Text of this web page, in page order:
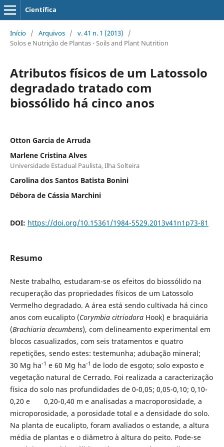
Científica
Início / Arquivos / v. 41 n. 1 (2013)
/
Solos e Nutrição de Plantas - Soils and Plant Nutrition
Atributos físicos de um Latossolo
degradado tratado com
biossólido há cinco anos
Otton Garcia de Arruda
Marlene Cristina Alves
Universidade Estadual Paulista, Ilha Solteira
Carolina dos Santos Batista Bonini
Débora de Cássia Marchini
DOI: https://doi.org/10.15361/1984-5529.2013v41n1p73-81
Resumo
Neste trabalho, estudaram-se os efeitos do biossólido na
recuperação das propriedades físicos de um Latossolo
Vermelho degradado. A área está sendo cultivada há cinco
anos com eucalipto (Corymbia citriodoraHook) e braquiária
(Brachiaria decumbens), com delineamento experimental em
blocos casualizados, com seis tratamentos e quatro
repetições, sendo estes: testemunha; adubação mineral;
30 Mg ha-1 e 60 Mg ha-1 de lodo de esgoto; solo exposto e
vegetação natural de Cerrado. Foi realizada a caracterização
física do solo nas profundidades de 0-0,05; 0,05-0,10; 0,10-
0,20 e 0,20-0,40 m e analisadas a macroporosidade, a
microporosidade, a porosidade total e a densidade do solo.
Na planta de eucalipto, foram avaliados o estande, a altura
média de plantas e o diâmetro à altura do peito. Pode-se